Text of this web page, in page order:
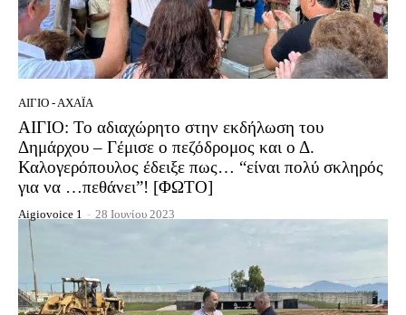
ΑΊΓΙΟ - ΑΧΑΪ́Α
ΑΙΓΙΟ: Το αδιαχώρητο στην εκδήλωση του
Δημάρχου – Γέμισε ο πεζόδρομος και ο Δ.
Καλογερόπουλος έδειξε πως… “είναι πολύ σκληρός
για να …πεθάνει”! [ΦΩΤΟ]
Aigiovoice 1 - 28 Ιουνίου 2023